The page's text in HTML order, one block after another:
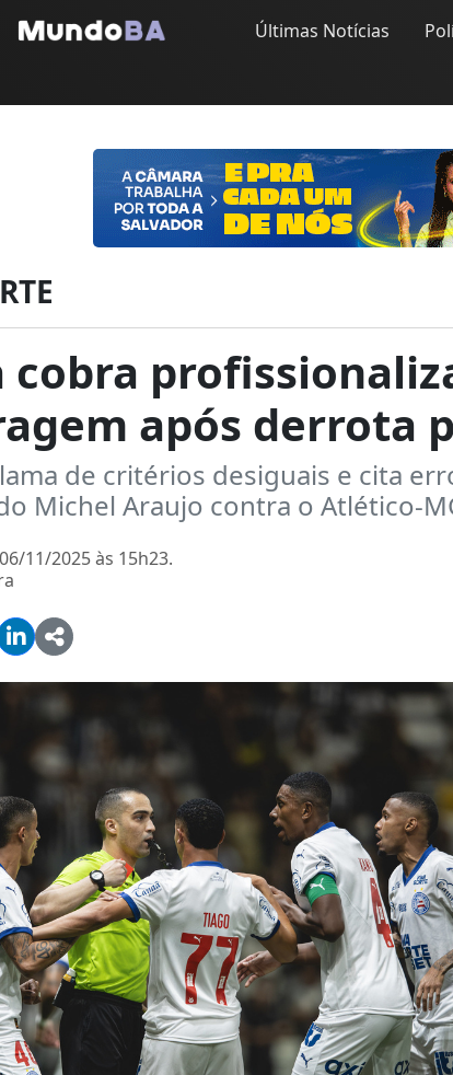
Últimas Notícias
cobra
após derrota
de critérios desiguais e cita
Michel Araujo contra o Atlético-
11/2025 às 15h23.